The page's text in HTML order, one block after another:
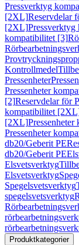
Pressverktyg
[2XL]Reservdelar
[2XL]
kompatibilitet [3]
Kontrollmedel
Pressenheter
Pressenheter
[2]Reservdelar för
kompatibilitet
[2XL]
Pressenheter
db20/Geberit PE
db20/Geberit PE
Elsvetsverktyg
Elsvetsverktyg
Spegelsvetsverktyg
spegelsvetsverktyg
Produktkategorier